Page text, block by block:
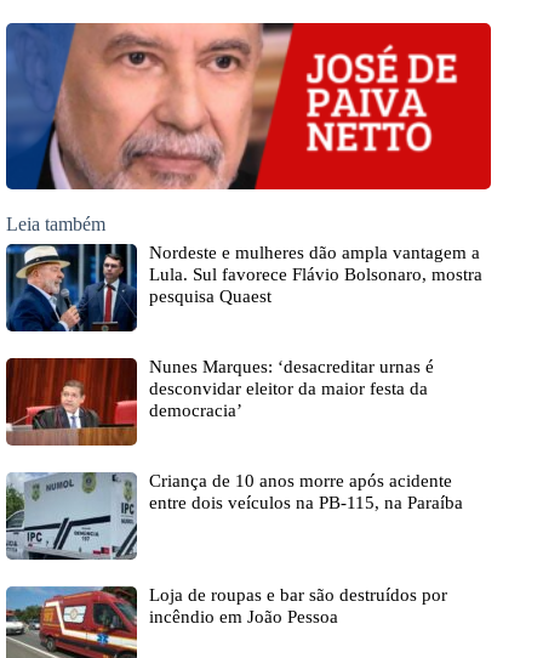
Leia também
Nordeste e mulheres dão ampla vantagem a
Lula. Sul favorece Flávio Bolsonaro, mostra
pesquisa Quaest
Nunes Marques: ‘desacreditar urnas é
desconvidar eleitor da maior festa da
democracia’
Criança de 10 anos morre após acidente
entre dois veículos na PB-115, na Paraíba
Loja de roupas e bar são destruídos por
incêndio em João Pessoa